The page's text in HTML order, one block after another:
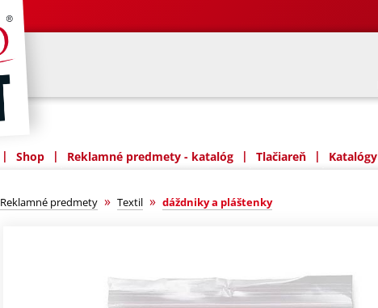
| Shop | Reklamné predmety - katalóg | Tlačiareň | Katalógy
Reklamné predmety » Textil » dáždniky a pláštenky